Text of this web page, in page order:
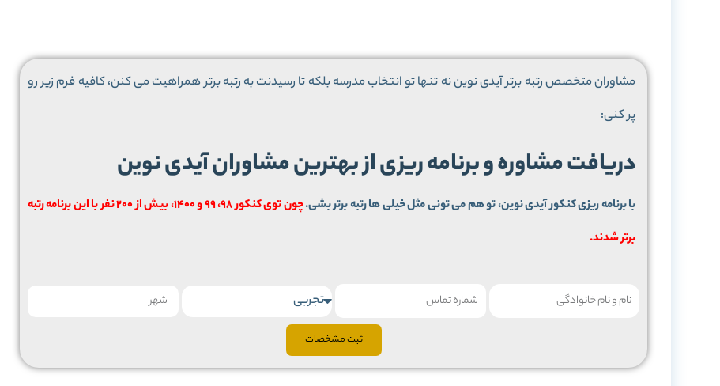
مشاوران متخصص رتبه برتر آیدی نوین نه تنها تو انتخاب مدرسه بلکه تا رسیدنت به رتبه برتر همراهیت می کنن، کافیه فرم زیر رو
پر کنی:
دریافت مشاوره و برنامه ریزی از بهترین مشاوران آیدی نوین
با برنامه ریزی کنکور آیدی نوین، تو هم می تونی مثل خیلی ها رتبه برتر بشی.
چون توی کنکور 98، 99 و 1400، بیش از 200 نفر با این برنامه رتبه
برتر شدند.
ثبت مشخصات